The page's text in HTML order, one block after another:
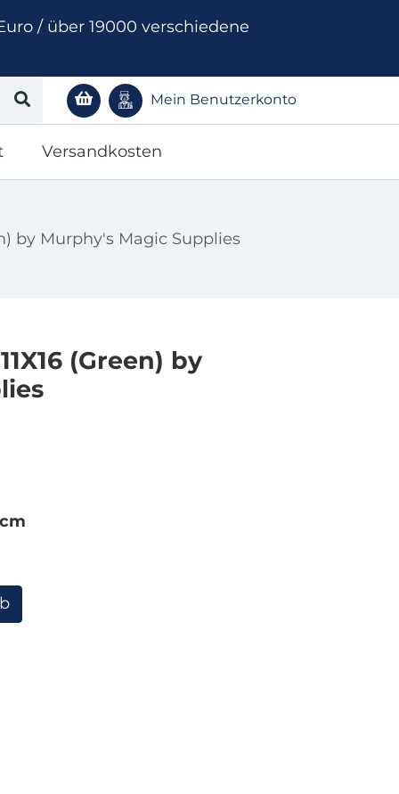
/ über 19000 verschiedene
Mein Benutzerkonto
Versandkosten
by Murphy's Magic Supplies
(Green) by